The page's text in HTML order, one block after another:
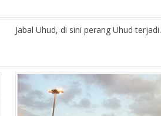
Jabal Uhud, di sini perang Uhud terjadi.